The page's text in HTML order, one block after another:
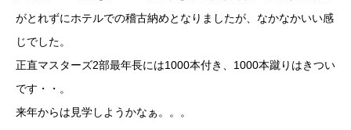
がとれずにホテルでの稽古納めとなりましたが、なかなかいい感
じでした。
正直マスターズ2部最年長には1000本付き、1000本蹴りはきつい
です・・。
来年からは見学しようかなぁ。。。